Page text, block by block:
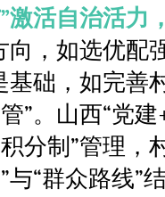
激活自治活力
向，如选优
基础，如完善
”。山西“党
分制”管理，
与“群众路线”